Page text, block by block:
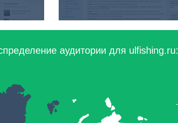
аудитории для ulfishing.ru: